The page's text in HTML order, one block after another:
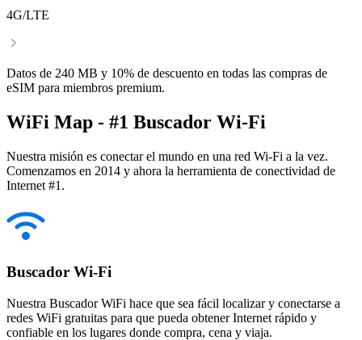
4G/LTE
Datos de 240 MB y 10% de descuento en todas las compras de
eSIM para miembros premium.
WiFi Map - #1 Buscador Wi-Fi
Nuestra misión es conectar el mundo en una red Wi-Fi a la vez.
Comenzamos en 2014 y ahora la herramienta de conectividad de
Internet #1.
Buscador Wi-Fi
Nuestra Buscador WiFi hace que sea fácil localizar y conectarse a
redes WiFi gratuitas para que pueda obtener Internet rápido y
confiable en los lugares donde compra, cena y viaja.